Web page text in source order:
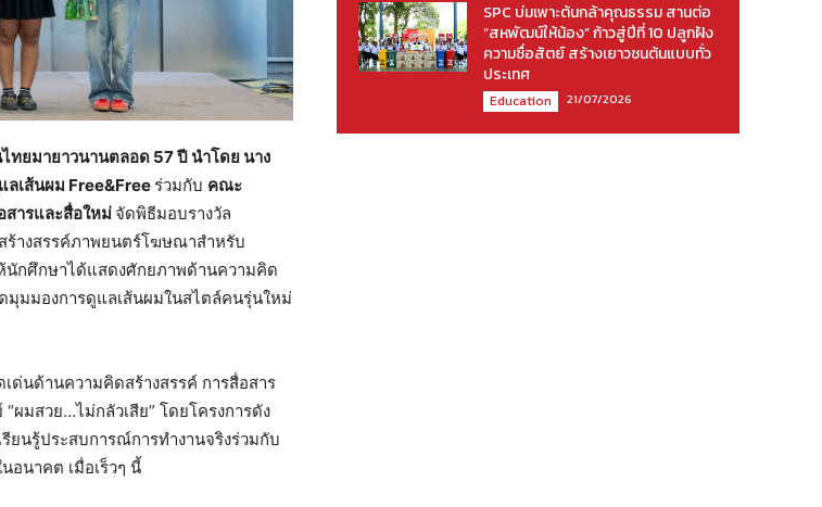
ยมายาวนานตลอด 57 ปี นำโดย นาง
ลเส้นผม Free&Free ร่วมกับ คณะ
สารและสื่อใหม่ จัดพิธีมอบรางวัล
ร้างสรรค์ภาพยนตร์โฆษณาสำหรับ
นักศึกษาได้แสดงศักยภาพด้านความคิด
มุมมองการดูแลเส้นผมในสไตล์คนรุ่นใหม่
ด่นด้านความคิดสร้างสรรค์ การสื่อสาร
มสวย…ไม่กลัวเสีย” โดยโครงการดัง
ยนรู้ประสบการณ์การทำงานจริงร่วมกับ
อนาคต เมื่อเร็วๆ นี้
SPC บ่มเพาะต้นกล้าคุณธรรม สานต่อ
“สหพัฒน์ให้น้อง” ก้าวสู่ปีที่ 10 ปลูกฝัง
ความซื่อสัตย์ สร้างเยาวชนต้นแบบทั่ว
ประเทศ
Education 21/07/2026